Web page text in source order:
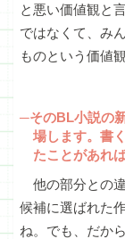
と悪い価値観と
ではなくて、み
ものという価値
─そのBL小説の
場します。書
たことがあれ
他の部分との
候補に選ばれた
ね。でも、だか